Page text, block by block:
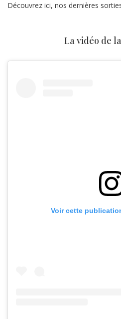
Découvrez ici, nos dernières
La vidéo de
Voir cette